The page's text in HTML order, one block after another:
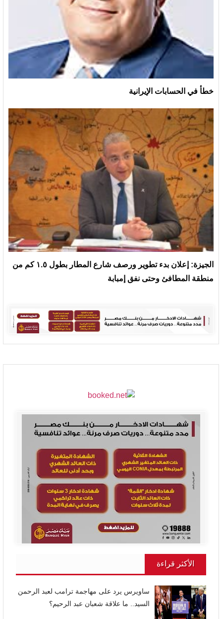
خطأ في الحسابات الإيرانية
الجيزة: إعلان بدء تطوير ورصف شارع المطار بطول ١.٥ كم من
منطقة المطافئ وحتى نفق إمبابة
الأكثر قراءة
ساويرس يرد على مهاجمة ترامب لعبد الرحمن
السيد.. ما علاقة شعبان عبد الرحيم؟